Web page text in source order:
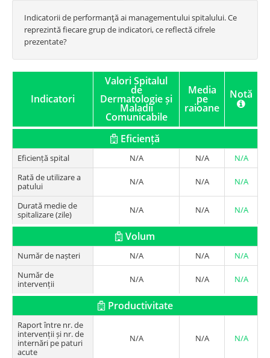
Indicatorii de performanţă ai managementului spitalului. Ce
reprezintă fiecare grup de indicatori, ce reflectă cifrele
prezentate?
Indicatori
Valori Spitalul
de
Dermatologie și
Maladii
Comunicabile
Media
pe
raioane
Notă
Eficiență
Eficiență spital N/A N/A
N/A
Rată de utilizare a
patului
N/A N/A N/A
Durată medie de
spitalizare (zile)
N/A N/A N/A
Volum
Număr de nașteri N/A N/A
N/A
Număr de
intervenții
N/A N/A N/A
Productivitate
Raport între nr. de
intervenții și nr. de
internări pe paturi
acute
N/A N/A N/A